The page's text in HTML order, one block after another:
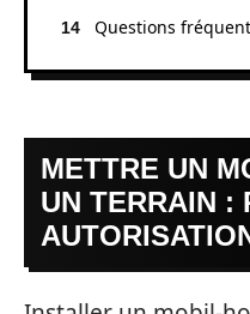
Questions
METTRE UN
UN TERRAIN :